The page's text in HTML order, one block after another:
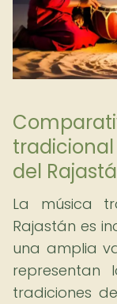
del
La música
Rajastán es
una amplia
representan
tradiciones